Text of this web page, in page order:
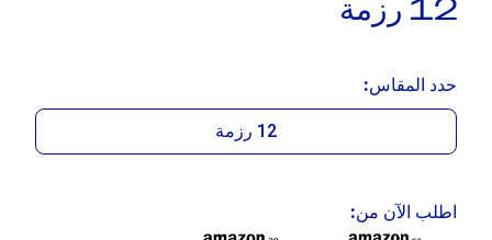
12 رزمة
حدد المقاس:
12 رزمة
اطلب الآن من: